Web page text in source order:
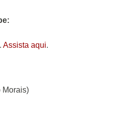
Assista aqui.
Morais)